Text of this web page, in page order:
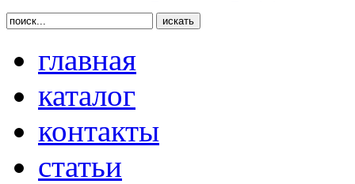
главная
каталог
контакты
статьи